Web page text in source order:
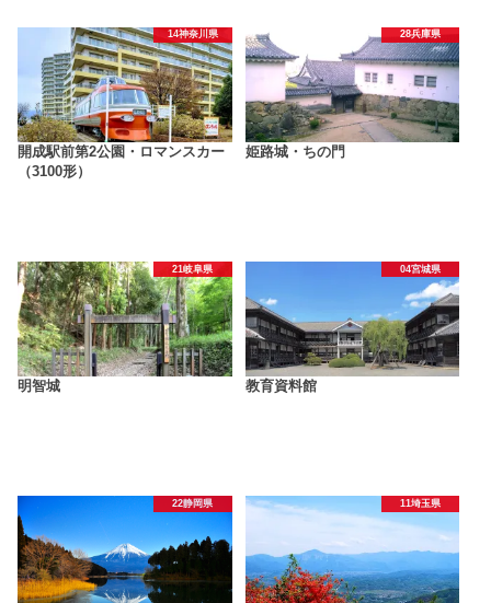
14神奈川県
開成駅前第2公園・ロマンスカー
（3100形）
28兵庫県
姫路城・ちの門
21岐阜県
明智城
04宮城県
教育資料館
22静岡県 11埼玉県